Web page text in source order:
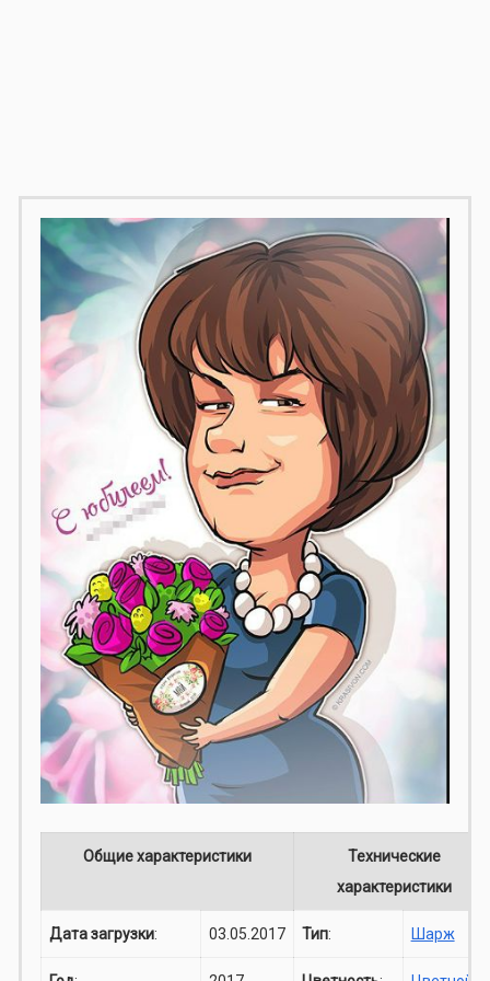
Общие характеристики
Технические
характеристики
Дата загрузки: 03.05.2017 Тип: Шарж